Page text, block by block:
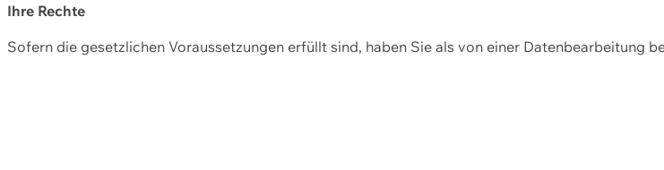
Ihre Rechte
Sofern die gesetzlichen Voraussetzungen erfüllt sind, haben Sie als von einer Datenbearbeitung